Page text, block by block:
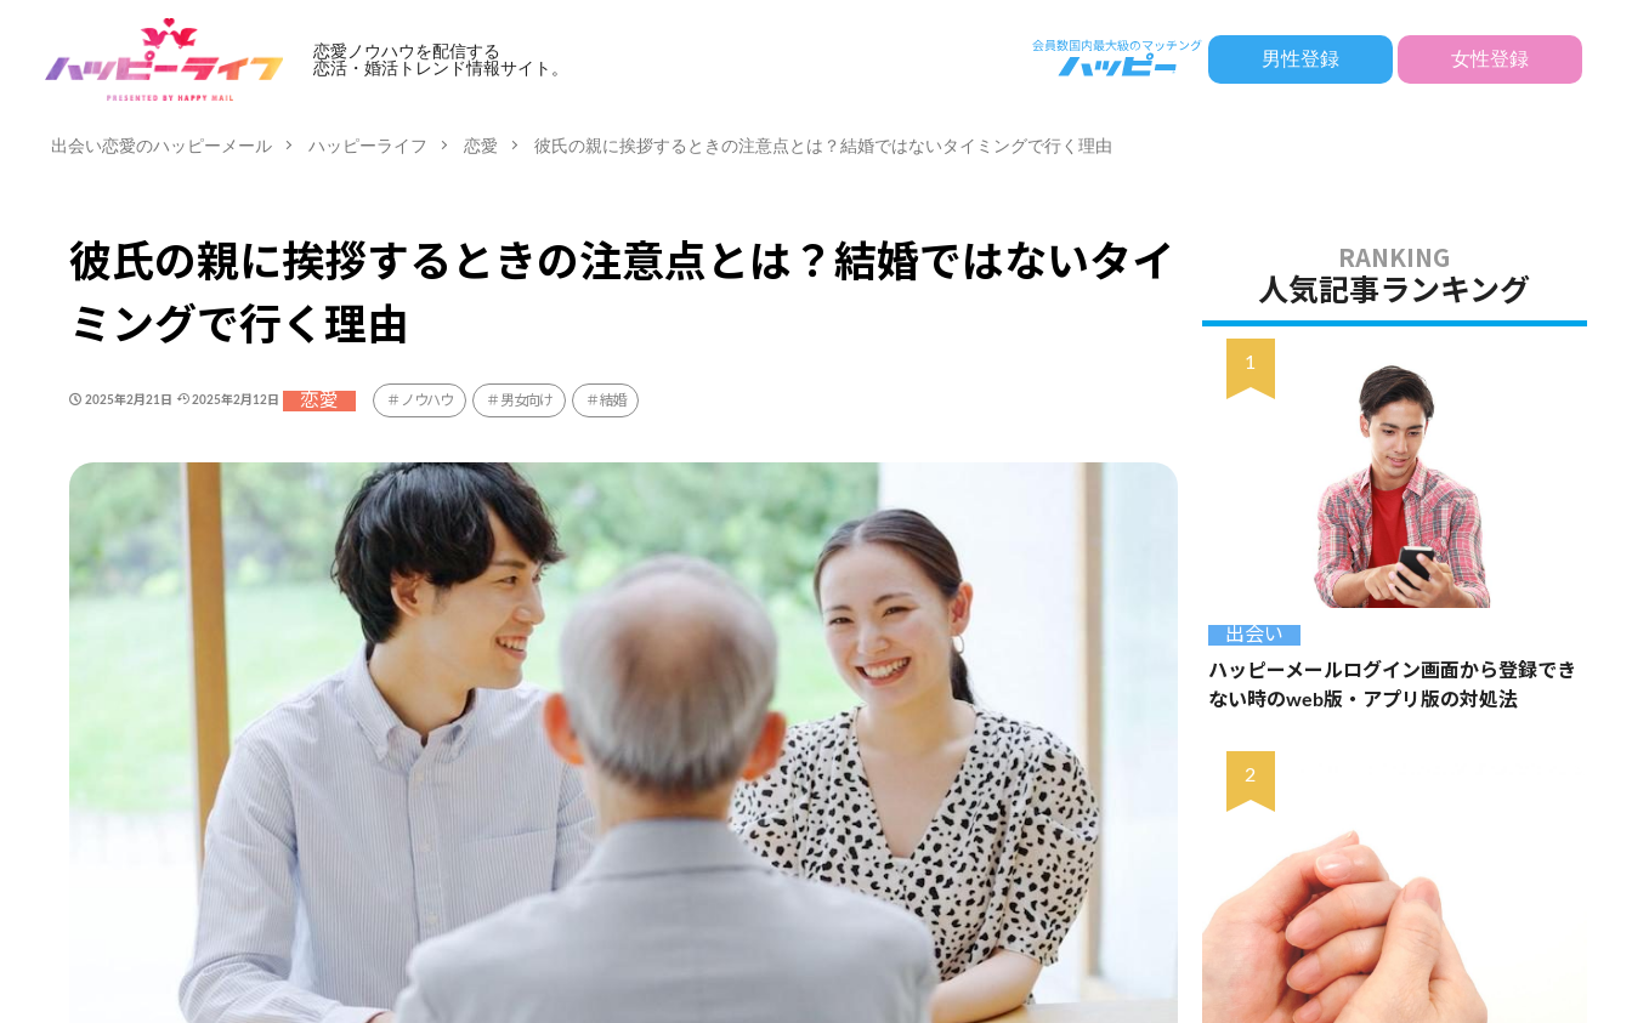
恋愛ノウハウを配信する
恋活・婚活トレンド情報サイト。
男性登録 女性登録
出会い恋愛のハッピーメール ハッピーライフ 恋愛 彼氏の親に挨拶するときの注意点とは？結婚ではないタイミングで行く理由
彼氏の親に挨拶するときの注意点とは？結婚ではないタイ
ミングで行く理由
2025年2月21日 2025年2月12日 恋愛 ノウハウ 男女向け 結婚
人気記事ランキング
出会い
ハッピーメールログイン画面から登録でき
ない時のweb版・アプリ版の対処法